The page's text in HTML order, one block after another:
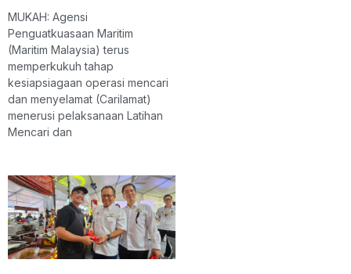
MUKAH: Agensi
Penguatkuasaan Maritim
(Maritim Malaysia) terus
memperkukuh tahap
kesiapsiagaan operasi mencari
dan menyelamat (Carilamat)
menerusi pelaksanaan Latihan
Mencari dan